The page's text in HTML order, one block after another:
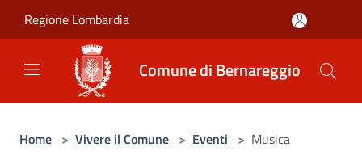
Regione Lombardia
Comune di Bernareggio
Home > Vivere il Comune > Eventi > Musica